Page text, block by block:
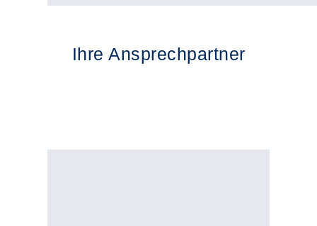
Ihre Ansprechpartner